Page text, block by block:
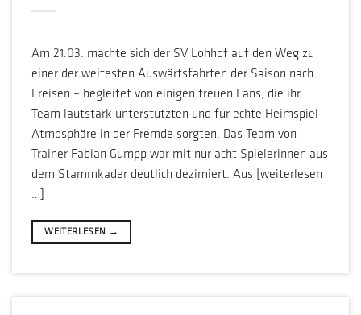
Am 21.03. machte sich der SV Lohhof auf den Weg zu
einer der weitesten Auswärtsfahrten der Saison nach
Freisen – begleitet von einigen treuen Fans, die ihr
Team lautstark unterstützten und für echte Heimspiel-
Atmosphäre in der Fremde sorgten. Das Team von
Trainer Fabian Gumpp war mit nur acht Spielerinnen aus
dem Stammkader deutlich dezimiert. Aus [weiterlesen
…]
WEITERLESEN →